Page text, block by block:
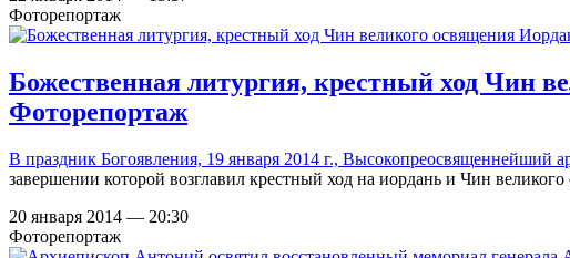
Фоторепортаж
Божественная литургия, крестный ход Чин
Фоторепортаж
В праздник Богоявления, 19 января 2014 г.,
завершении которой возглавил крестный ход на иордань и Чин
20 января 2014 — 20:30
Фоторепортаж